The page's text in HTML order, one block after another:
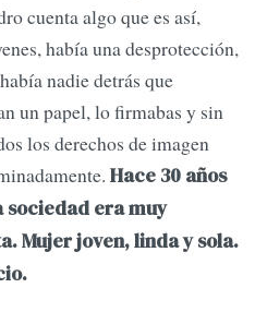
cuenta algo que es así,
había una desprotección,
nadie detrás que
un papel, lo firmabas y sin
los derechos de imagen
Hace 30 años
sociedad era muy
Mujer joven, linda y sola.